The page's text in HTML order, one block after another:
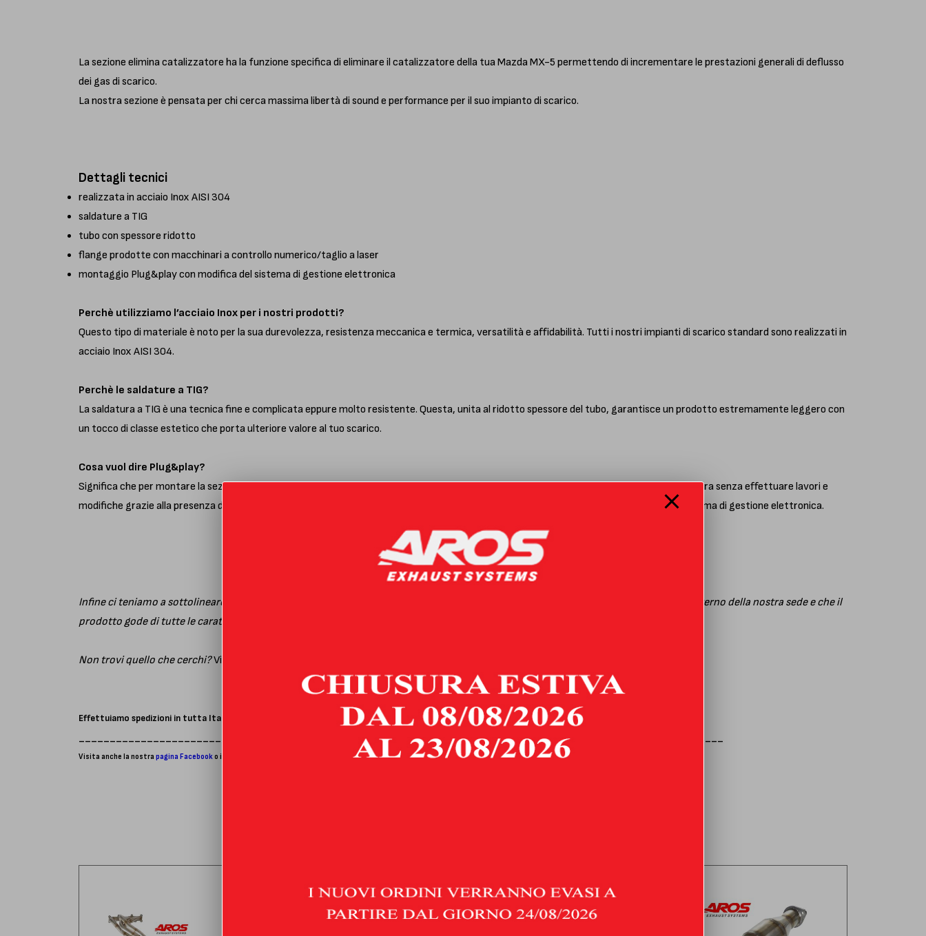
La sezione elimina catalizzatore ha la funzione specifica di eliminare il catalizzatore della tua Mazda MX-5 permettendo di incrementare le prestazioni generali di deflusso
dei gas di scarico.
La nostra sezione è pensata per chi cerca massima libertà di sound e performance per il suo impianto di scarico.
Dettagli tecnici
realizzata in acciaio Inox AISI 304
saldature a TIG
tubo con spessore ridotto
flange prodotte con macchinari a controllo numerico/taglio a laser
montaggio Plug&play con modifica del sistema di gestione elettronica
Perchè utilizziamo l’acciaio Inox per i nostri prodotti?
Questo tipo di materiale è noto per la sua durevolezza, resistenza meccanica e termica, versatilità e affidabilità. Tutti i nostri impianti di scarico standard sono realizzati in
acciaio Inox AISI 304.
Perchè le saldature a TIG?
La saldatura a TIG è una tecnica fine e complicata eppure molto resistente. Questa, unita al ridotto spessore del tubo, garantisce un prodotto estremamente leggero con
un tocco di classe estetico che porta ulteriore valore al tuo scarico.
Cosa vuol dire Plug&play?
Significa che per montare la sezione elimina catalizzatore sulla tua Mazda MX-5 ti basterà sfruttare tutti gli attacchi già presenti in vettura senza effettuare lavori e
modifiche grazie alla presenza di tutti gli innesti sonda e delle staffe necessarie. Al termine dell’installazione si consiglia la modifica del sistema di gestione elettronica.
Infine ci teniamo a sottolineare che progettazione, sviluppo, realizzazione e produzione sono operazioni svolte esclusivamente all’interno della nostra sede e che il
prodotto gode di tutte le caratteristiche e cure della migliore tradizione artigianale italiana.
Non trovi quello che cerchi?Visita la sezione
Effettuiamo spedizioni in tutta Italia in tempi brevi. Ogni articolo Aros Marmitte ha una garanzia di recesso di 14 giorni.Consulta le norme di spedizione
________________________________________________________________________________________________________
Visita anche la nostra pagina Facebooko il nostro per restare sempre aggiornato sui nostri prodotti!